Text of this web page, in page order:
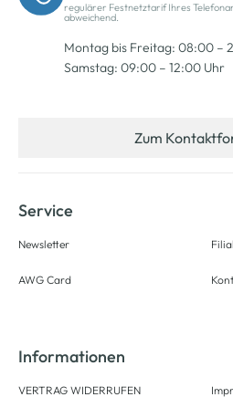
regulärer Festnetztarif Ihres
abweichend.
Montag bis Freitag: 08:00 –
Samstag: 09:00 – 12:00 Uhr
Zum
Service
Newsletter
AWG Card
Informationen
VERTRAG WIDERRUFEN